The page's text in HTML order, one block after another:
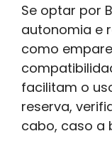
Se optar por
autonomia e
como
facilitam o
reserva,
cabo, caso a